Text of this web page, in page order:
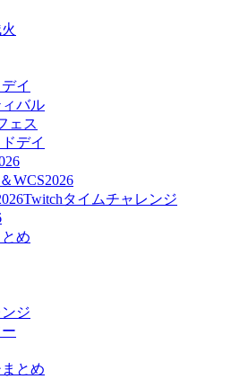
イ
バル
ェス
デイ
WCS2026
タイムチャレンジ
め
ジ
とめ